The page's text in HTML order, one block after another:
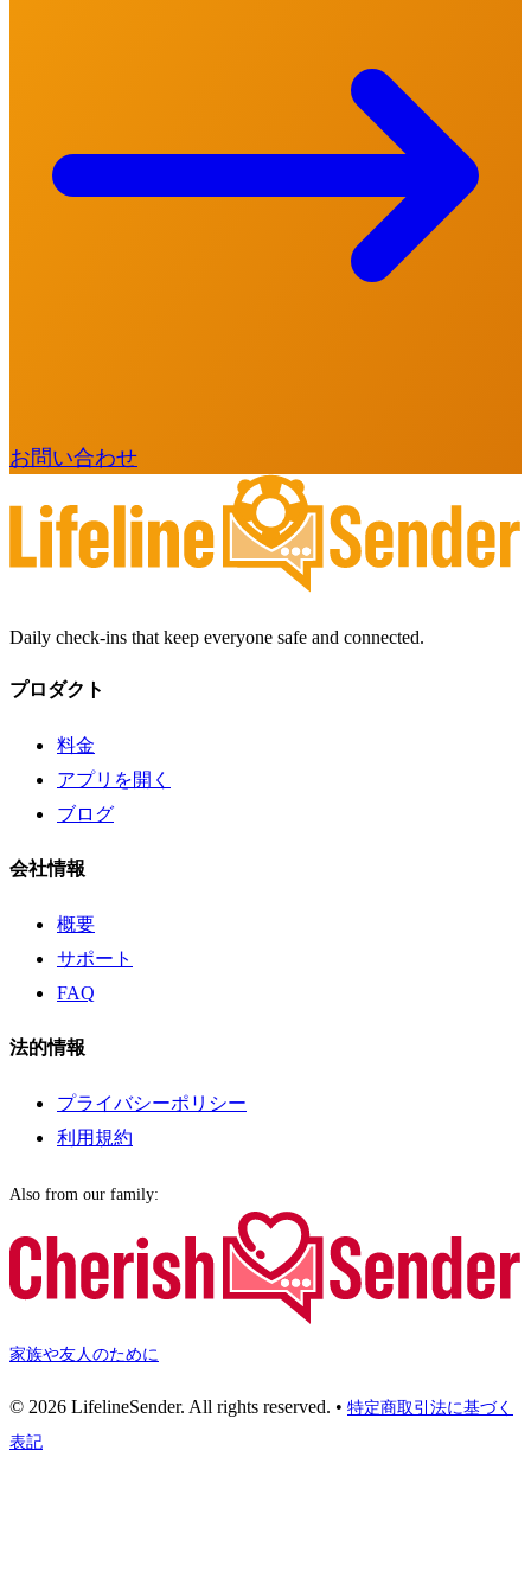
お問い合わせ
Daily check-ins that keep everyone safe and connected.
プロダクト
料金
アプリを開く
ブログ
会社情報
概要
サポート
FAQ
法的情報
プライバシーポリシー
利用規約
Also from our family:
家族や友人のために
© 2026 LifelineSender. All rights reserved. • 特定商取引法に基づく
表記